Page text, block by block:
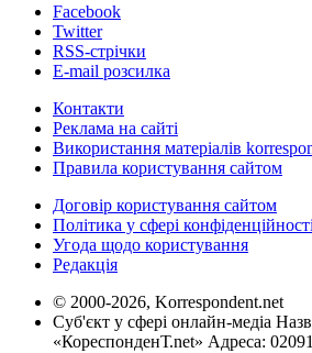
Facebook
Twitter
RSS-стрічки
E-mail розсилка
Контакти
Реклама на сайті
Використання матеріалів
Правила користування сайтом
Договір користування сайтом
Політика у сфері
Угода щодо користування
Редакція
© 2000-2026, Korrespondent.net
Суб'єкт у сфері онлайн-медіа
«КореспонденТ.net» Адреса: